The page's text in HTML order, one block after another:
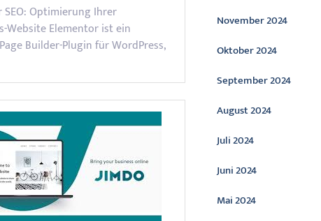
SEO: Optimierung Ihrer
Website Elementor ist ein
Builder-Plugin für WordPress,
November 2024
Oktober 2024
September 2024
August 2024
Juli 2024
Juni 2024
Mai 2024